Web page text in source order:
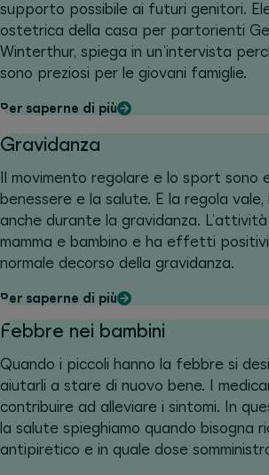
supporto possibile ai futuri genitori.
ostetrica della casa per partorienti
Winterthur, spiega in un’intervista
sono preziosi per le giovani famiglie.
Per saperne di più
Gravidanza
Il movimento regolare e lo sport sono
benessere e la salute. E la regola vale,
anche durante la gravidanza.
mamma e bambino e ha effetti
normale decorso della gravidanza.
Per saperne di più
Febbre nei bambini
Quando i piccoli hanno la febbre si
aiutarli a stare di nuovo bene. I
contribuire ad alleviare i sintomi. In
la salute spieghiamo quando bisogna
antipiretico e in quale dose